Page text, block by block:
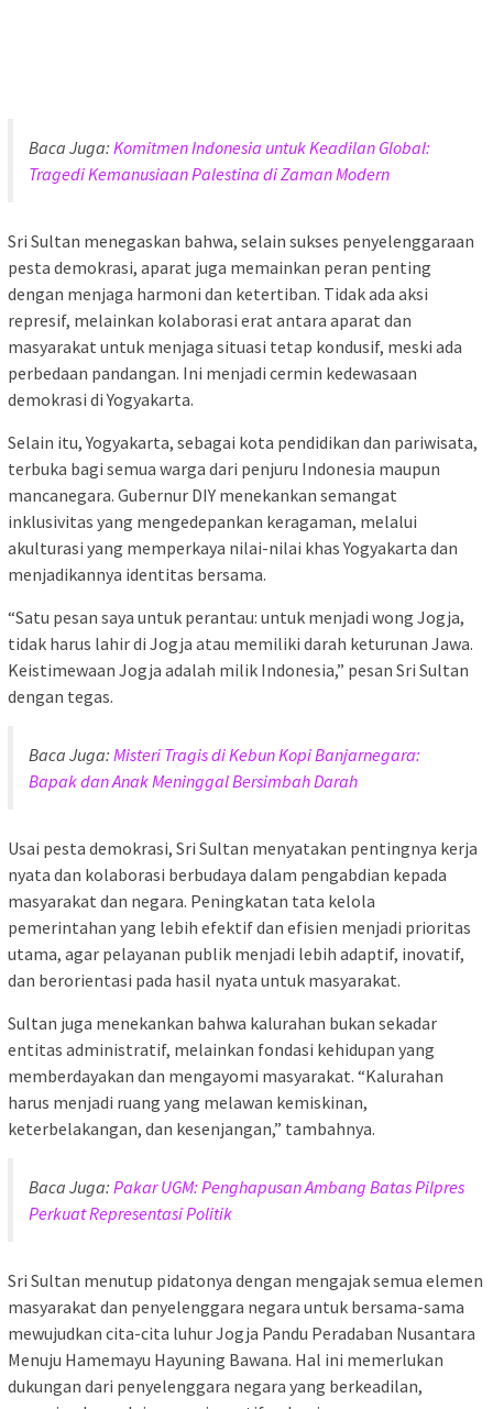
Baca Juga: Komitmen Indonesia untuk Keadilan Global:
Tragedi Kemanusiaan Palestina di Zaman Modern
Sri Sultan menegaskan bahwa, selain sukses penyelenggaraan
pesta demokrasi, aparat juga memainkan peran penting
dengan menjaga harmoni dan ketertiban. Tidak ada aksi
represif, melainkan kolaborasi erat antara aparat dan
masyarakat untuk menjaga situasi tetap kondusif, meski ada
perbedaan pandangan. Ini menjadi cermin kedewasaan
demokrasi di Yogyakarta.
Selain itu, Yogyakarta, sebagai kota pendidikan dan pariwisata,
terbuka bagi semua warga dari penjuru Indonesia maupun
mancanegara. Gubernur DIY menekankan semangat
inklusivitas yang mengedepankan keragaman, melalui
akulturasi yang memperkaya nilai-nilai khas Yogyakarta dan
menjadikannya identitas bersama.
“Satu pesan saya untuk perantau: untuk menjadi wong Jogja,
tidak harus lahir di Jogja atau memiliki darah keturunan Jawa.
Keistimewaan Jogja adalah milik Indonesia,” pesan Sri Sultan
dengan tegas.
Baca Juga: Misteri Tragis di Kebun Kopi Banjarnegara:
Bapak dan Anak Meninggal Bersimbah Darah
Usai pesta demokrasi, Sri Sultan menyatakan pentingnya kerja
nyata dan kolaborasi berbudaya dalam pengabdian kepada
masyarakat dan negara. Peningkatan tata kelola
pemerintahan yang lebih efektif dan efisien menjadi prioritas
utama, agar pelayanan publik menjadi lebih adaptif, inovatif,
dan berorientasi pada hasil nyata untuk masyarakat.
Sultan juga menekankan bahwa kalurahan bukan sekadar
entitas administratif, melainkan fondasi kehidupan yang
memberdayakan dan mengayomi masyarakat. “Kalurahan
harus menjadi ruang yang melawan kemiskinan,
keterbelakangan, dan kesenjangan,” tambahnya.
Baca Juga: Pakar UGM: Penghapusan Ambang Batas Pilpres
Perkuat Representasi Politik
Sri Sultan menutup pidatonya dengan mengajak semua elemen
masyarakat dan penyelenggara negara untuk bersama-sama
mewujudkan cita-cita luhur Jogja Pandu Peradaban Nusantara
Menuju Hamemayu Hayuning Bawana. Hal ini memerlukan
dukungan dari penyelenggara negara yang berkeadilan,